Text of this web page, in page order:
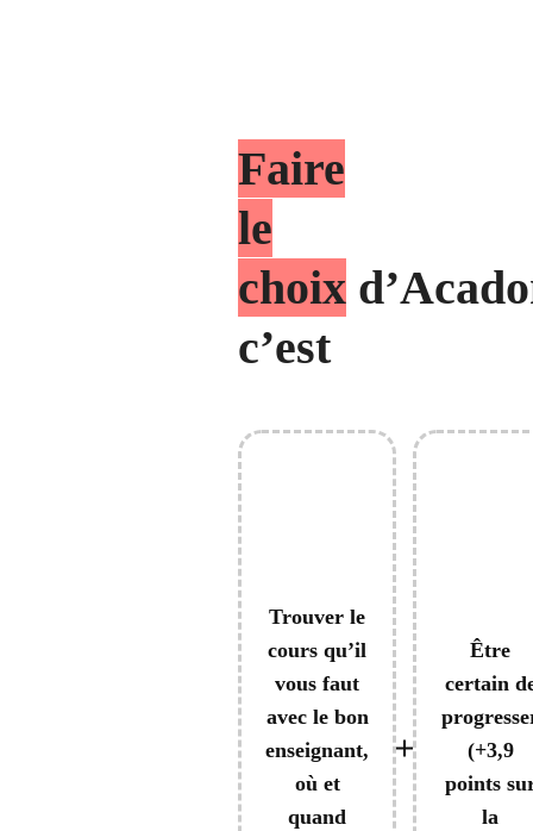
Faire
le
choix
c’est
Trouver le
cours qu’il
vous faut
avec le bon
enseignant,
où et
quand
Être
certain
(+3,9
points
la